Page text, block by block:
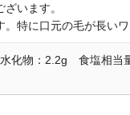
います。
特に口元の毛が長い
化物：2.2g 食塩相当